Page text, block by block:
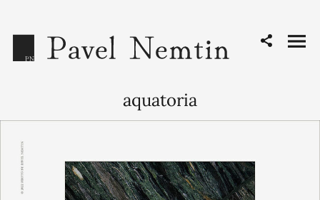
aquatoria